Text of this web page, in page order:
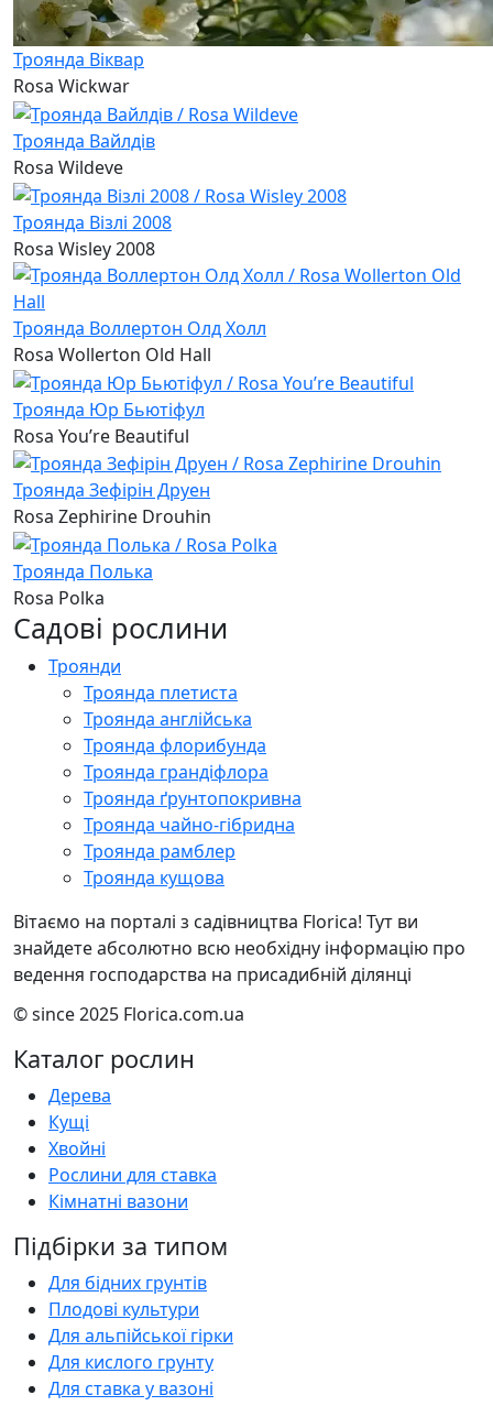
Троянда Віквар
Rosa Wickwar
Троянда Вайлдів
Rosa Wildeve
Троянда Візлі 2008
Rosa Wisley 2008
Троянда Воллертон Олд Холл
Rosa Wollerton Old Hall
Троянда Юр Бьютіфул
Rosa You’re Beautiful
Троянда Зефірін Друен
Rosa Zephirine Drouhin
Троянда Полька
Rosa Polka
Садові рослини
Троянди
Троянда плетиста
Троянда англійська
Троянда флорибунда
Троянда грандіфлора
Троянда ґрунтопокривна
Троянда чайно-гібридна
Троянда рамблер
Троянда кущова
Вітаємо на порталі з садівництва Florica! Тут ви
знайдете абсолютно всю необхідну інформацію про
ведення господарства на присадибній ділянці
© since 2025 Florica.com.ua
Каталог рослин
Дерева
Кущі
Хвойні
Рослини для ставка
Кімнатні вазони
Підбірки за типом
Для бідних грунтів
Плодові культури
Для альпійської гірки
Для кислого грунту
Для ставка у вазоні